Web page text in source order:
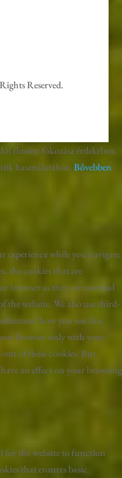
Reserved.
élmény fokozása érdekében.
használatához.Bővebben
experience while you navigate
the cookies that are
browser as they are essential
website. We also use third-
how you use this
browser only with your
of these cookies. But
an effect on your browsing
for the website to function
that ensures basic